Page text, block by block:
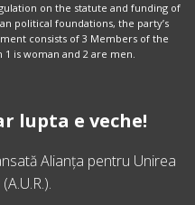
on the statute and funding of
political foundations, the party’s
consists of 3 Members of the
is woman and 2 are men.
lupta e veche!
Alianța pentru Unirea
(A.U.R.).